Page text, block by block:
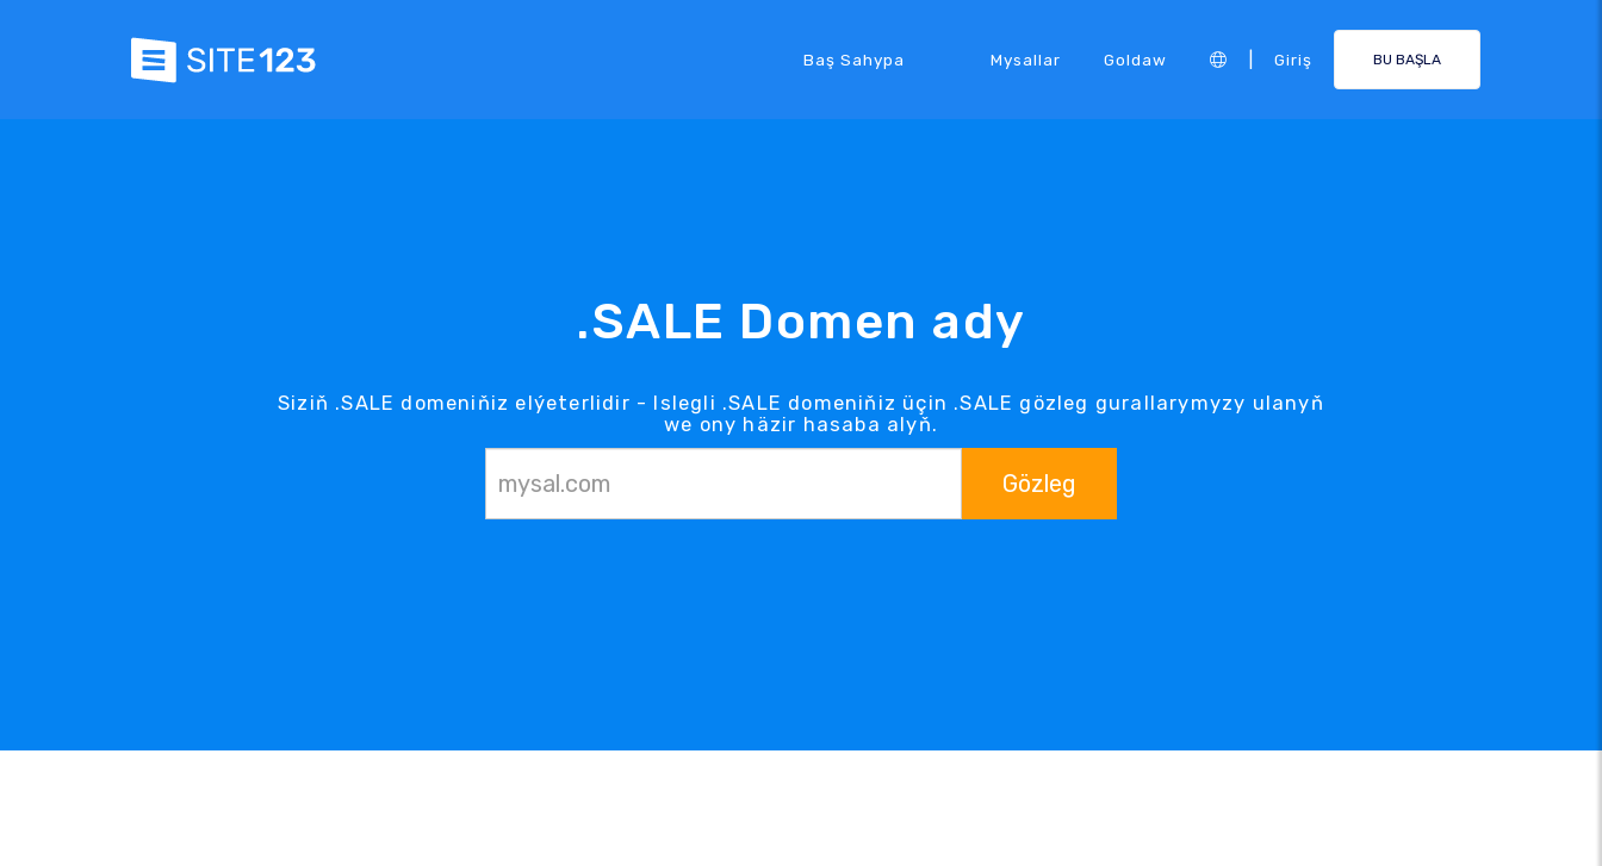
Baş Sahypa Mysallar Goldaw Giriş BU BAŞLA
.SALE Domen ady
Siziň .SALE domeniňiz elýeterlidir - Islegli .SALE domeniňiz üçin .SALE gözleg gurallarymyzy ulanyň
we ony häzir hasaba alyň.
Gözleg